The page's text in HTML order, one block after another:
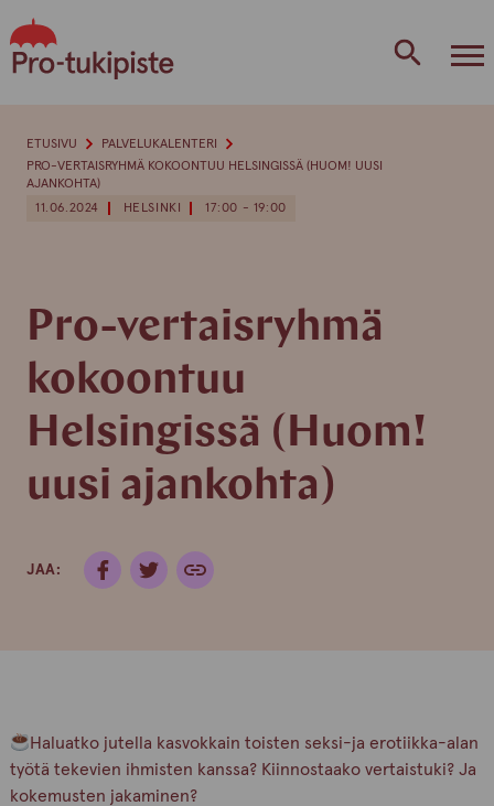
to
content
11.06.2024 HELSINKI 17:00 - 19:00
Pro-vertaisryhmä
kokoontuu
Helsingissä (Huom!
uusi ajankohta)
JAA:
ETUSIVU
PALVELUKALENTERI
PRO-VERTAISRYHMÄ KOKOONTUU HELSINGISSÄ (HUOM! UUSI
AJANKOHTA)
Haluatko jutella kasvokkain toisten seksi-ja erotiikka-alan
työtä tekevien ihmisten kanssa? Kiinnostaako vertaistuki? Ja
kokemusten jakaminen?